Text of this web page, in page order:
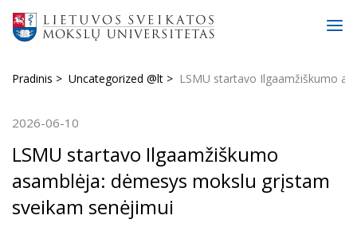
Pradinis Uncategorized @lt LSMU startavo Ilgaamžiškumo
2026-06-10
LSMU startavo Ilgaamžiškumo
asamblėja: dėmesys mokslu grįstam
sveikam senėjimui